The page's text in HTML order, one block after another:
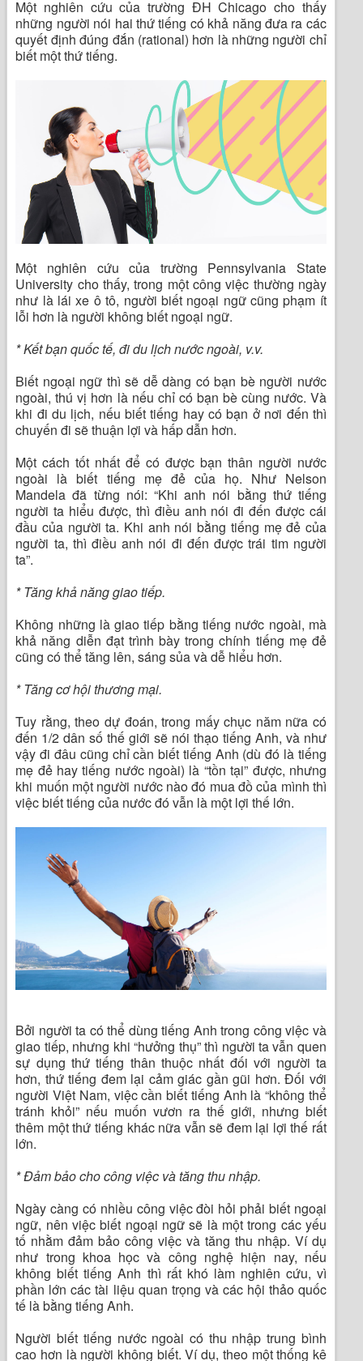
Một nghiên cứu của trường ĐH Chicago cho thấy
những người nói hai thứ tiếng có khả năng đưa ra các
quyết định đúng đắn (rational) hơn là những người chỉ
biết một thứ tiếng.
Một nghiên cứu của trường Pennsylvania State
University cho thấy, trong một công việc thường ngày
như là lái xe ô tô, người biết ngoại ngữ cũng phạm ít
lỗi hơn là người không biết ngoại ngữ.
* Kết bạn quốc tế, đi du lịch nước ngoài, v.v.
Biết ngoại ngữ thì sẽ dễ dàng có bạn bè người nước
ngoài, thú vị hơn là nếu chỉ có bạn bè cùng nước. Và
khi đi du lịch, nếu biết tiếng hay có bạn ở nơi đến thì
chuyến đi sẽ thuận lợi và hấp dẫn hơn.
Một cách tốt nhất để có được bạn thân người nước
ngoài là biết tiếng mẹ đẻ của họ. Như Nelson
Mandela đã từng nói: “Khi anh nói bằng thứ tiếng
người ta hiểu được, thì điều anh nói đi đến được cái
đầu của người ta. Khi anh nói bằng tiếng mẹ đẻ của
người ta, thì điều anh nói đi đến được trái tim người
ta”.
* Tăng khả năng giao tiếp.
Không những là giao tiếp bằng tiếng nước ngoài, mà
khả năng diễn đạt trình bày trong chính tiếng mẹ đẻ
cũng có thể tăng lên, sáng sủa và dễ hiểu hơn.
* Tăng cơ hội thương mại.
Tuy rằng, theo dự đoán, trong mấy chục năm nữa có
đến 1/2 dân số thế giới sẽ nói thạo tiếng Anh, và như
vậy đi đâu cũng chỉ cần biết tiếng Anh (dù đó là tiếng
mẹ đẻ hay tiếng nước ngoài) là “tồn tại” được, nhưng
khi muốn một người nước nào đó mua đồ của mình thì
việc biết tiếng của nước đó vẫn là một lợi thế lớn.
Bởi người ta có thể dùng tiếng Anh trong công việc và
giao tiếp, nhưng khi “hưởng thụ” thì người ta vẫn quen
sự dụng thứ tiếng thân thuộc nhất đối với người ta
hơn, thứ tiếng đem lại cảm giác gần gũi hơn. Đối với
người Việt Nam, việc cần biết tiếng Anh là “không thể
tránh khỏi” nếu muốn vươn ra thế giới, nhưng biết
thêm một thứ tiếng khác nữa vẫn sẽ đem lại lợi thế rất
lớn.
* Đảm bảo cho công việc và tăng thu nhập.
Ngày càng có nhiều công việc đòi hỏi phải biết ngoại
ngữ, nên việc biết ngoại ngữ sẽ là một trong các yếu
tố nhằm đảm bảo công việc và tăng thu nhập. Ví dụ
như trong khoa học và công nghệ hiện nay, nếu
không biết tiếng Anh thì rất khó làm nghiên cứu, vì
phần lớn các tài liệu quan trọng và các hội thảo quốc
tế là bằng tiếng Anh.
Người biết tiếng nước ngoài có thu nhập trung bình
cao hơn là người không biết. Ví dụ, theo một thống kê